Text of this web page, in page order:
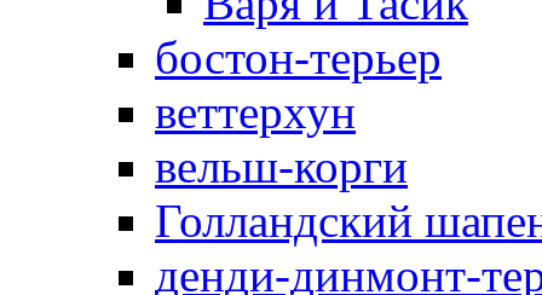
бостон-терьер
веттерхун
вельш-корги
Голландский
денди-динмонт-